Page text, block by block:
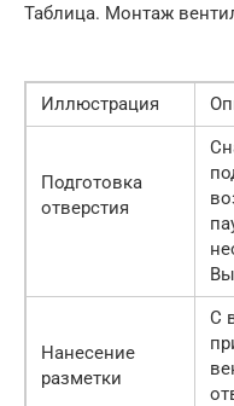
Таблица. Монтаж
Иллюстрация
Подготовка
отверстия
Нанесение
разметки
С